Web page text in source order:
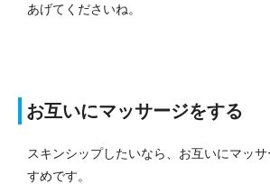
あげてくださいね。
お互いにマッサージをする
スキンシップしたいなら、お互いにマッ
すめです。